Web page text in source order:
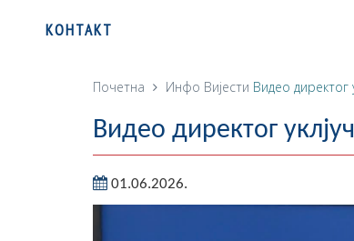
КОНТАКТ
Почетна Инфо Вијести Видео директог
Видео директог
01.06.2026.